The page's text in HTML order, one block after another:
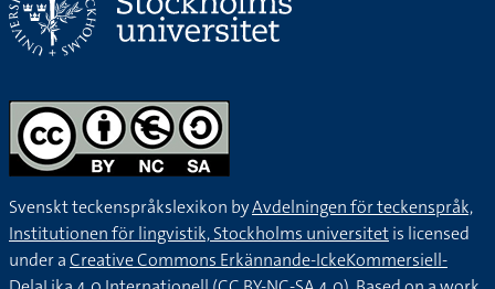
Svenskt teckenspråkslexikon byAvdelningen för teckenspråk,
Institutionen för lingvistik, Stockholms universitetis licensed
under aCreative Commons Erkännande-IckeKommersiell-